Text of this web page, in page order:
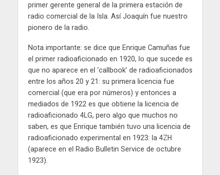
primer gerente general de la primera estación de
radio comercial de la Isla. Así Joaquín fue nuestro
pionero de la radio.
Nota importante: se dice que Enrique Camuñas fue
el primer radioaficionado en 1920, lo que sucede es
que no aparece en el ‘callbook’ de radioaficionados
entre los años 20 y 21: su primera licencia fue
comercial (que era por números) y entonces a
mediados de 1922 es que obtiene la licencia de
radioaficionado 4LG, pero algo que muchos no
saben, es que Enrique también tuvo una licencia de
radioaficionado experimental en 1923: la 4ZH
(aparece en el Radio Bulletin Service de octubre
1923).